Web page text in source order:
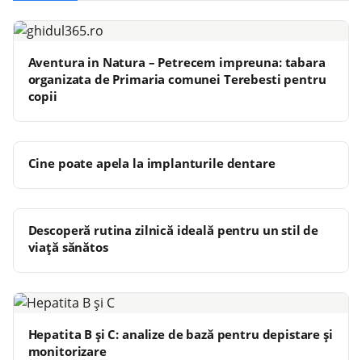
Aventura in Natura – Petrecem impreuna: tabara
organizata de Primaria comunei Terebesti pentru
copii
Cine poate apela la implanturile dentare
Descoperă rutina zilnică ideală pentru un stil de
viață sănătos
Hepatita B și C: analize de bază pentru depistare și
monitorizare